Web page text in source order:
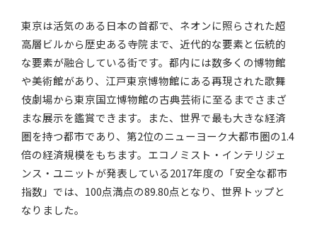
東京は活気のある日本の首都で、ネオンに照らされた超
高層ビルから歴史ある寺院まで、近代的な要素と伝統的
な要素が融合している街です。都内には数多くの博物館
や美術館があり、江戸東京博物館にある再現された歌舞
伎劇場から東京国立博物館の古典芸術に至るまでさまざ
まな展示を鑑賞できます。また、世界で最も大きな経済
圏を持つ都市であり、第2位のニューヨーク大都市圏の1.4
倍の経済規模をもちます。エコノミスト・インテリジェ
ンス・ユニットが発表している2017年度の「安全な都市
指数」では、100点満点の89.80点となり、世界トップと
なりました。